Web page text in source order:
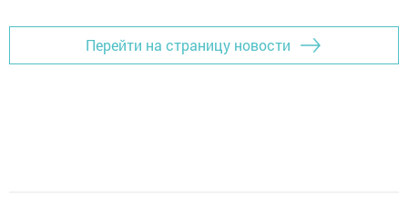
Перейти на страницу новости